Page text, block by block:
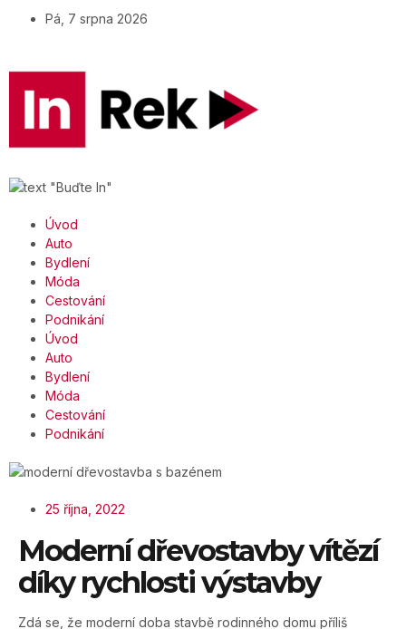
Pá, 7 srpna 2026
Úvod
Auto
Bydlení
Móda
Cestování
Podnikání
Úvod
Auto
Bydlení
Móda
Cestování
Podnikání
25 října, 2022
Moderní dřevostavby vítězí
díky rychlosti výstavby
Zdá se, že moderní doba stavbě rodinného domu příliš